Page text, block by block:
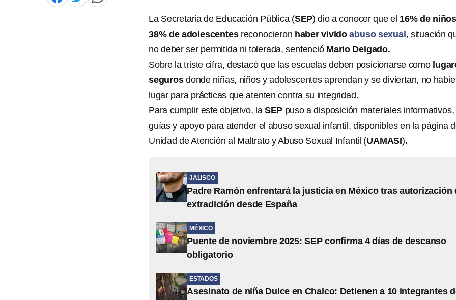
La Secretaria de Educación Pública (SEP) dio a conocer que el 16% de
38% de adolescentes reconocieron haber vividoabuso sexual , situación
no deber ser permitida ni tolerada, sentenció Mario Delgado.
Sobre la triste cifra, destacó que las escuelas deben posicionarse como
seguros donde niñas, niños y adolescentes aprendan y se diviertan, no
lugar para prácticas que atenten contra su integridad.
Para cumplir este objetivo, la SEP puso a disposición materiales informativos,
guías y apoyo para atender el abuso sexual infantil, disponibles en la página
Unidad de Atención al Maltrato y Abuso Sexual Infantil (UAMASI).
JALISCO
Padre Ramón enfrentará la justicia en México tras autorización
extradición desde España
MÉXICO
Puente de noviembre 2025: SEP confirma 4 días de descanso
obligatorio
ESTADOS
Asesinato de niña Dulce en Chalco: Detienen a 10 integrantes